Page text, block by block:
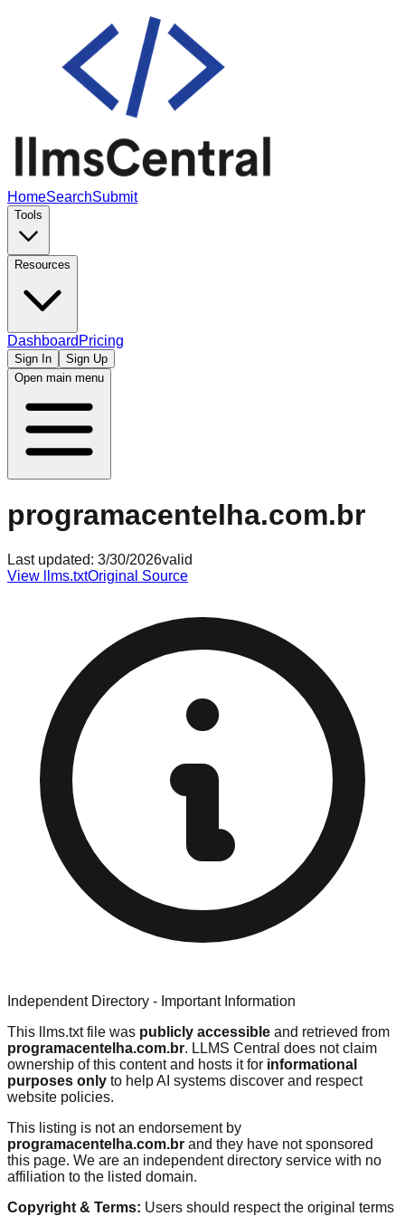
HomeSearchSubmit
Tools
Resources
Dashboard Pricing
Sign In
Sign Up
Open main menu
programacentelha.com.br
Last updated: 3/30/2026valid
View llms.txtOriginal Source
Independent Directory - Important Information
This llms.txt file was publicly accessible and retrieved from
programacentelha.com.br. LLMS Central does not claim
ownership of this content and hosts it for informational
purposes only to help AI systems discover and respect
website policies.
This listing is not an endorsement by
programacentelha.com.br and they have not sponsored
this page. We are an independent directory service with no
affiliation to the listed domain.
Copyright & Terms: Users should respect the original terms